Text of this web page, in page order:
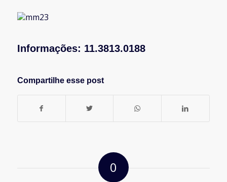
Informações: 11.3813.0188
Compartilhe esse post
0